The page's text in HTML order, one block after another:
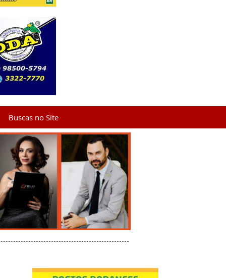
Buscas no Site